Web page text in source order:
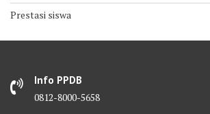
Prestasi siswa
Info PPDB
0812-8000-5658